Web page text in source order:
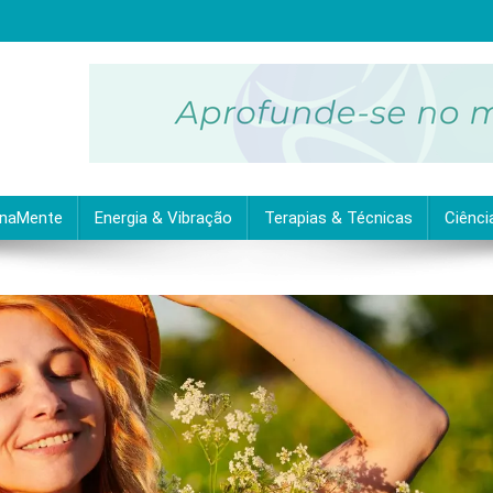
as melhores dicas práticas para uma vida equilibrada e plena.
Energia & Vibração Terapias & Técnicas